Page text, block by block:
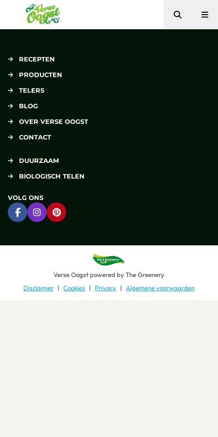
Verse Oogst
Zoeken
RECEPTEN
PRODUCTEN
TELERS
BLOG
OVER VERSE OOGST
CONTACT
DUURZAAM
BIOLOGISCH TELEN
VOLG ONS
Ga naar Facebook
Ga naar Instagram
Ga naar Pinterest
Verse Oogstpowered byThe Greenery
Disclaimer
Cookies Privacy Algemene voorwaarden